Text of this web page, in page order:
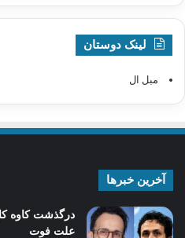
لینک دوستان
مبل ال
آخرین خبرها
درگذشت کاوه
علت فوت